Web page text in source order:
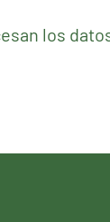
los